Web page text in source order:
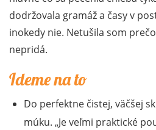
dodržovala gramáž a časy v
inokedy nie. Netušila som
nepridá.
Ideme na to
Do perfektne čistej, väčšej
múku. Je veľmi praktické